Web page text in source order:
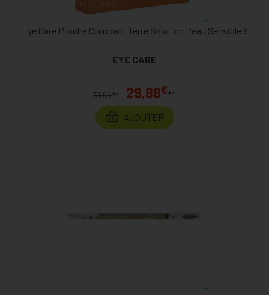
Eye Care Poudre Compact Terre Solution Peau Sensible 8
EYE CARE
31,54€* 29,88€**
AJOUTER